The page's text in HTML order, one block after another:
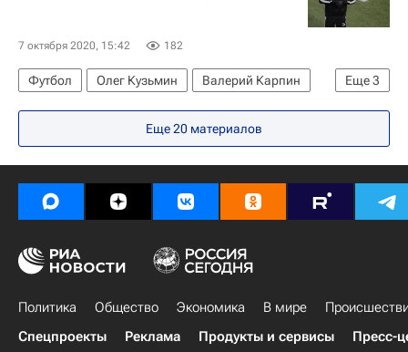
7 октября 2020, 15:42 182
Еще3
Футбол Олег Кузьмин
Валерий Карпин
РПЛ 2026-2027 (Чемпионат России по футболу)
Еще20 материалов
Политика Общество Экономика В мире
Спецпроекты
Реклама Продукты и сервисы Пресс-